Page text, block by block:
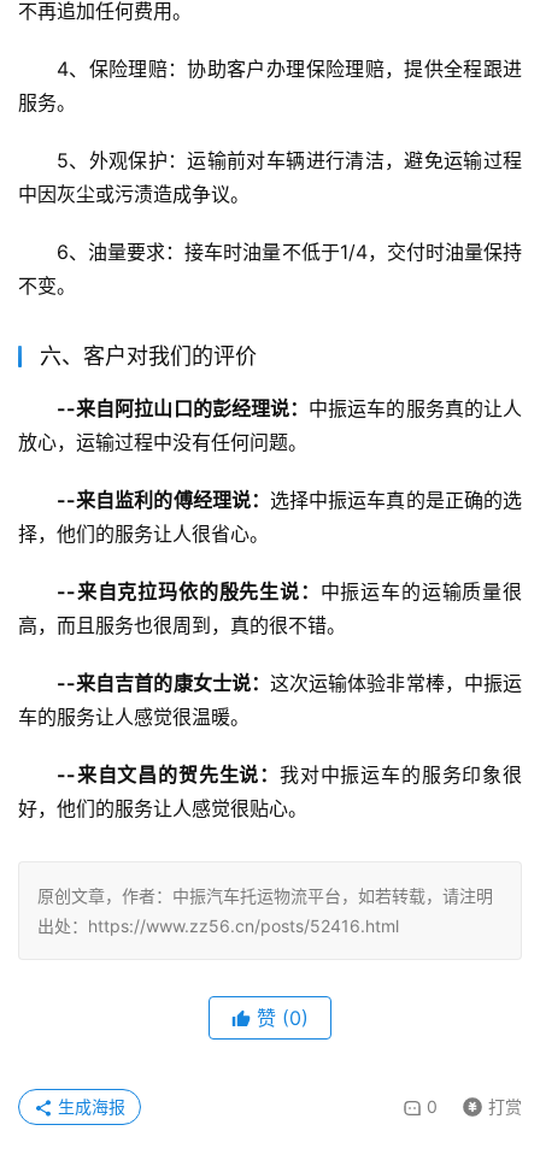
不再追加任何费用。
4、保险理赔：协助客户办理保险理赔，提供全程跟进
服务。
5、外观保护：运输前对车辆进行清洁，避免运输过程
中因灰尘或污渍造成争议。
6、油量要求：接车时油量不低于1/4，交付时油量保持
不变。
六、客户对我们的评价
--来自阿拉山口的彭经理说： 中振运车的服务真的让人
放心，运输过程中没有任何问题。
--来自监利的傅经理说： 选择中振运车真的是正确的选
择，他们的服务让人很省心。
--来自克拉玛依的殷先生说： 中振运车的运输质量很
高，而且服务也很周到，真的很不错。
--来自吉首的康女士说： 这次运输体验非常棒，中振运
车的服务让人感觉很温暖。
--来自文昌的贺先生说： 我对中振运车的服务印象很
好，他们的服务让人感觉很贴心。
原创文章，作者：中振汽车托运物流平台，如若转载，请注明
出处：https://www.zz56.cn/posts/52416.html
赞 (0)
0 打赏
生成海报